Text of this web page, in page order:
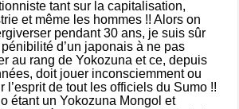
tant sur la capitalisation,
et même les hommes !! Alors on
pendant 30 ans, je suis sûr
d’un japonais à ne pas
au rang de Yokozuna et ce, depuis
doit jouer inconsciemment ou
l’esprit de tout les officiels du Sumo !!
étant un Yokozuna Mongol et